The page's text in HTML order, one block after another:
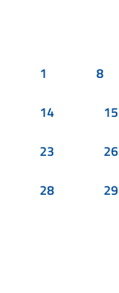
1 8
14
15
23
26
28
29